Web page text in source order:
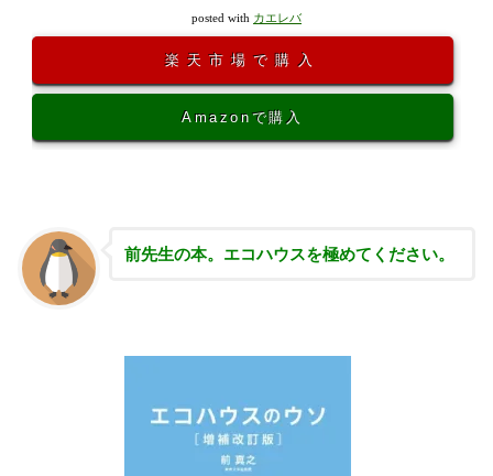
posted with カエレバ
楽天市場で購入
Amazonで購入
前先生の本。エコハウスを極めてください。